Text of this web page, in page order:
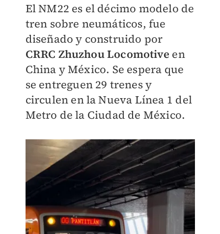
El NM22 es el décimo modelo de
tren sobre neumáticos, fue
diseñado y construido por
CRRC Zhuzhou Locomotive en
China y México. Se espera que
se entreguen 29 trenes y
circulen en la Nueva Línea 1 del
Metro de la Ciudad de México.